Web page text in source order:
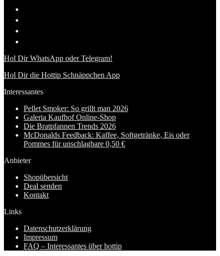
Hol Dir WhatsApp oder Telegram!
Hol Dir die Hottip Schnäppchen App
Interessantes
Pellet Smoker: So grillt man 2026
Galeria Kaufhof Online-Shop
Die Bratpfannen Trends 2026
McDonalds Feedback: Kaffee, Softgetränke, Eis oder
Pommes für unschlagbare 0,50 €
Anbieter
Shopübersicht
Deal senden
Kontakt
Links
Datenschutzerklärung
Impressum
FAQ – Interessantes über hottip